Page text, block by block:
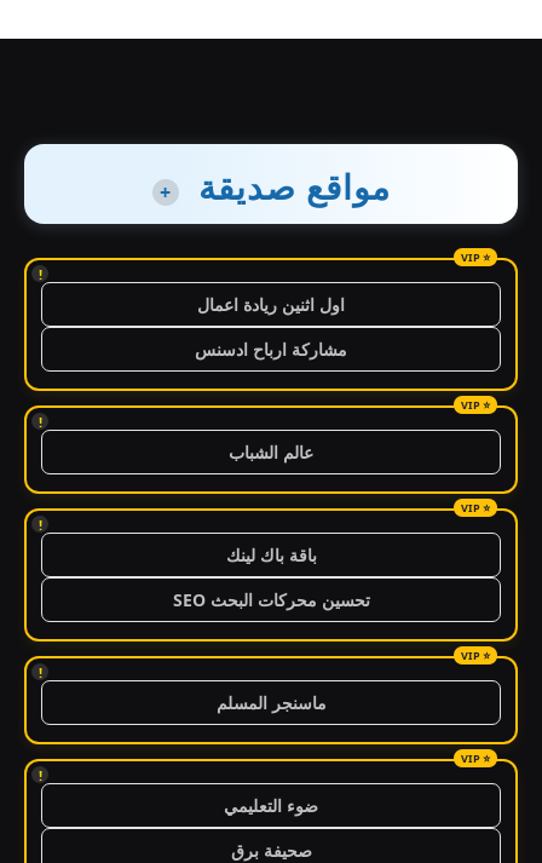
مواقع صديقة +
!
اول اثنين ريادة اعمال
مشاركة ارباح ادسنس
!
عالم الشباب
!
باقة باك لينك
تحسين محركات البحث SEO
!
ماسنجر المسلم
!
ضوء التعليمي
صحيفة برق